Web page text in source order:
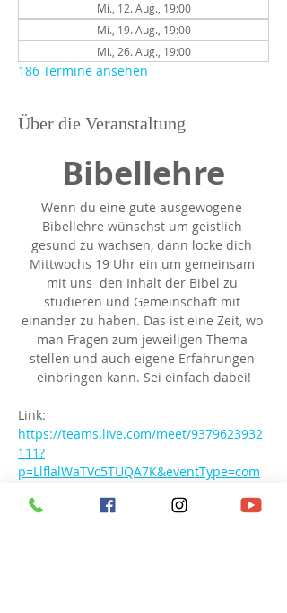
Mi., 12. Aug., 19:00
Mi., 19. Aug., 19:00
Mi., 26. Aug., 19:00
186 Termine ansehen
Über die Veranstaltung
Bibellehre
Wenn du eine gute ausgewogene
Bibellehre wünschst um geistlich
gesund zu wachsen, dann locke dich
Mittwochs 19 Uhr ein um gemeinsam
mit uns  den Inhalt der Bibel zu
studieren und Gemeinschaft mit
einander zu haben. Das ist eine Zeit, wo
man Fragen zum jeweiligen Thema
stellen und auch eigene Erfahrungen
einbringen kann. Sei einfach dabei!
Link:
https://teams.live.com/meet/9379623932
111?
p=LlflalWaTVc5TUQA7K&eventType=com